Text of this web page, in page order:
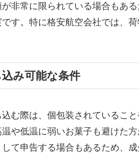
非常に限られている場合もあ
す。特に格安航空会社では、
み可能な条件
む際は、個包装されているこ
や低温に弱いお菓子も避けた
て申告する場合もあるため、